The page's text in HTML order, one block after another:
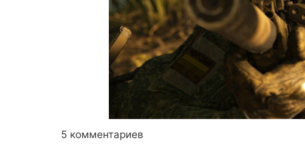
5 комментариев